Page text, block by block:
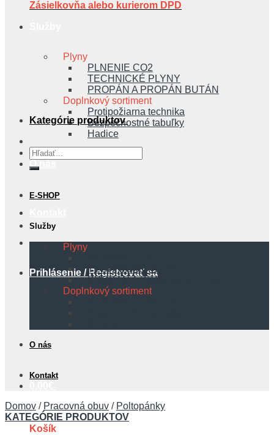
Plyny
PLNENIE CO2
TECHNICKÉ PLYNY
PROPÁN A PROPÁN BUTÁN
Doplnkový sortiment
Protipožiarna technika
Bezpečnostné tabuľky
Hadice
Prihlásenie / Registrovať sa
Košík
Zásielkovňa alebo kurierom DPD
Kategórie produktov
Hľadať:
E-SHOP
Služby
Plyny
TECHNICKÉ PLYNY
PROPÁN A PROPÁN BUTÁN
Doplnkový sortiment
O nás
Kontakt
Domov / Pracovná obuv / Poltopánky
KATEGÓRIE PRODUKTOV